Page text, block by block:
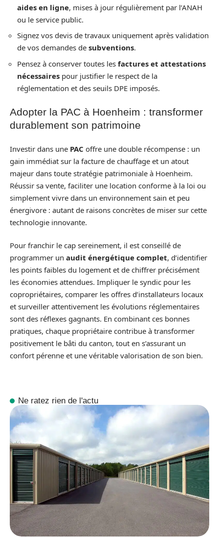
aides en ligne, mises à jour régulièrement par l’ANAH
ou le service public.
Signez vos devis de travaux uniquement après validation
de vos demandes de subventions.
Pensez à conserver toutes les factures et attestations
nécessaires pour justifier le respect de la
réglementation et des seuils DPE imposés.
Adopter la PAC à Hoenheim : transformer
durablement son patrimoine
Investir dans une PAC offre une double récompense : un
gain immédiat sur la facture de chauffage et un atout
majeur dans toute stratégie patrimoniale à Hoenheim.
Réussir sa vente, faciliter une location conforme à la loi ou
simplement vivre dans un environnement sain et peu
énergivore : autant de raisons concrètes de miser sur cette
technologie innovante.
Pour franchir le cap sereinement, il est conseillé de
programmer un audit énergétique complet, d’identifier
les points faibles du logement et de chiffrer précisément
les économies attendues. Impliquer le syndic pour les
copropriétaires, comparer les offres d’installateurs locaux
et surveiller attentivement les évolutions réglementaires
sont des réflexes gagnants. En combinant ces bonnes
pratiques, chaque propriétaire contribue à transformer
positivement le bâti du canton, tout en s’assurant un
confort pérenne et une véritable valorisation de son bien.
Ne ratez rien de l'actu